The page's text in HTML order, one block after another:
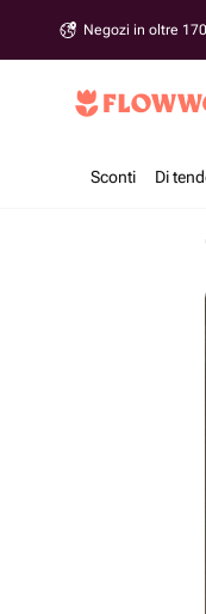
Negozi in oltre
Sconti Di